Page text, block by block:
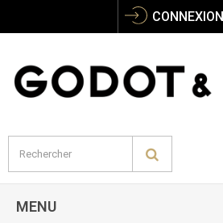
CONNEXION
MENU